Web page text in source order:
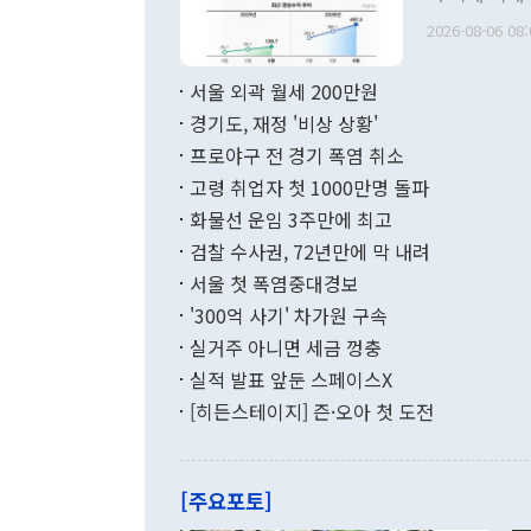
관의 무리한
다. [정동영 통일부 장관이 지난달 23일 오후 서울 종로구 정부서울청사에
무너졌다고
함께 4자 대
"우리의 선
관은 업무
료=한국은행] 한국은행이 6일 발표한 '2026년 6월 국제수지(잠정)'
며 월간 기
196.9% 급
수출은
기록했지만
로 전환됐다.
는 배당수입
2026-08-06
서울 외곽 월세 200만원
경기도, 재정 '비상 상황'
프로야구 전 경기 폭염 취소
고령 취업자 첫 1000만명 돌파
화물선 운임 3주만에 최고
검찰 수사권, 72년만에 막 내려
서울 첫 폭염중대경보
'300억 사기' 차가원 구속
실거주 아니면 세금 껑충
실적 발표 앞둔 스페이스X
[히든스테이지] 즌·오아 첫 도전
[주요포토]